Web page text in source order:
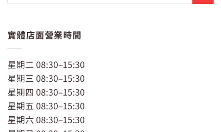
實體店面營業時間
星期二 08:30–15:30
星期三 08:30–15:30
星期四 08:30–15:30
星期五 08:30–15:30
星期六 08:30–15:30